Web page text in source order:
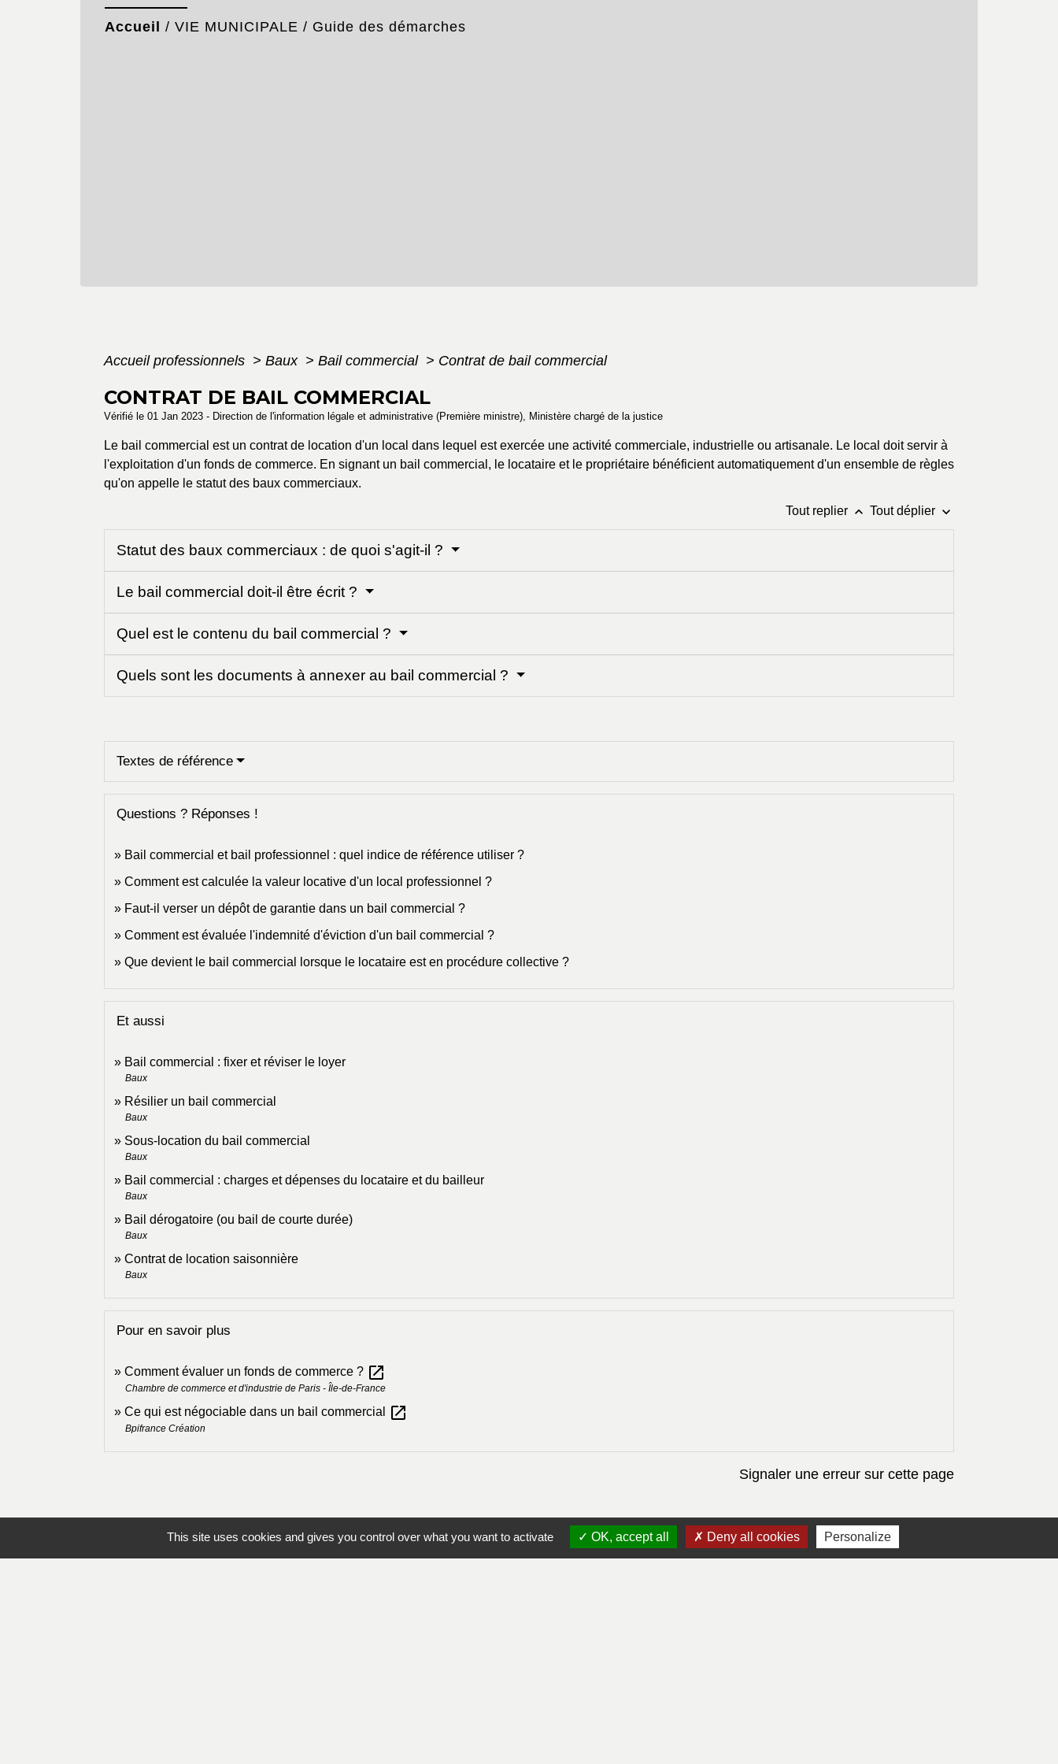
Accueil / VIE MUNICIPALE / Guide des démarches
Accueil professionnels > Baux > Bail commercial > Contrat de bail commercial
CONTRAT DE BAIL COMMERCIAL
Vérifié le 01 Jan 2023 - Direction de l'information légale et administrative (Première ministre), Ministère chargé de la justice
Le bail commercial est un contrat de location d'un local dans lequel est exercée une activité commerciale, industrielle ou artisanale. Le local doit servir à
l'exploitation d'un fonds de commerce. En signant un bail commercial, le locataire et le propriétaire bénéficient automatiquement d'un ensemble de règles
qu'on appelle le statut des baux commerciaux.
Tout replier keyboard_arrow_up Tout déplier keyboard_arrow_down
Statut des baux commerciaux : de quoi s'agit-il ?
Le bail commercial doit-il être écrit ?
Quel est le contenu du bail commercial ?
Quels sont les documents à annexer au bail commercial ?
Textes de référence
Questions ? Réponses !
Bail commercial et bail professionnel : quel indice de référence utiliser ?
Comment est calculée la valeur locative d'un local professionnel ?
Faut-il verser un dépôt de garantie dans un bail commercial ?
Comment est évaluée l'indemnité d'éviction d'un bail commercial ?
Que devient le bail commercial lorsque le locataire est en procédure collective ?
Et aussi
Bail commercial : fixer et réviser le loyer
Baux
Résilier un bail commercial
Baux
Sous-location du bail commercial
Baux
Bail commercial : charges et dépenses du locataire et du bailleur
Baux
Bail dérogatoire (ou bail de courte durée)
Baux
Contrat de location saisonnière
Baux
Pour en savoir plus
Comment évaluer un fonds de commerce ? open_in_new
Chambre de commerce et d'industrie de Paris - Île-de-France
Ce qui est négociable dans un bail commercial open_in_new
Bpifrance Création
Signaler une erreur sur cette page
This site uses cookies and gives you control over what you want to activate OK, accept all Deny all cookies Personalize